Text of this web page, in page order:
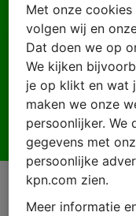
Betreff
Met onze
volgen wij en
Dat doen we op
We kijken
je op klikt en wat
maken we onze
persoonlijker. We
gegevens met
persoonlijke
kpn.com zien.
Meer informatie